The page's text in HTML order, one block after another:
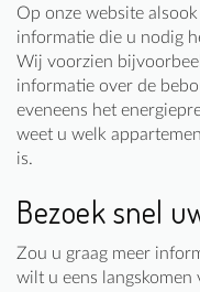
Op onze website alsook
informatie die u nodig
Wij voorzien
informatie over de
eveneens het
weet u welk
is.
Bezoek snel
Zou u graag meer
wilt u eens langskomen